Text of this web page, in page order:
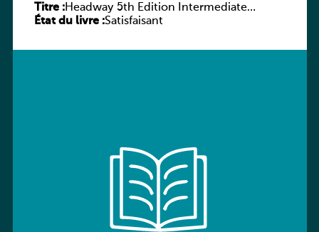
Titre :Headway 5th Edition Intermediate
Workbook without key
État du livre :Satisfaisant